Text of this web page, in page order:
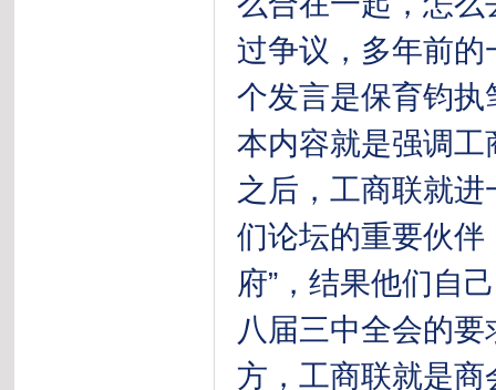
过争议，多年前
个发言是保育钧
本内容就是强调
之后，工商联就
们论坛的重要伙伴
府”，结果他们自
八届三中全会的
方，工商联就是